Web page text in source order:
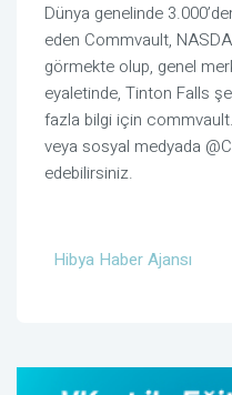
Dünya genelinde
eden Commvault,
görmekte olup, genel
eyaletinde, Tinton Falls
fazla bilgi için
veya sosyal medyada
edebilirsiniz.
Hibya Haber Ajansı